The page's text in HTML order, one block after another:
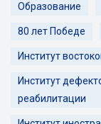
Образование
80 лет Победе
Институт
Институт
реабилитации